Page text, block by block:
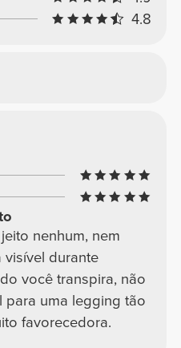
4.8
nenhum, nem
visível durante
você transpira, não
para uma legging tão
favorecedora.